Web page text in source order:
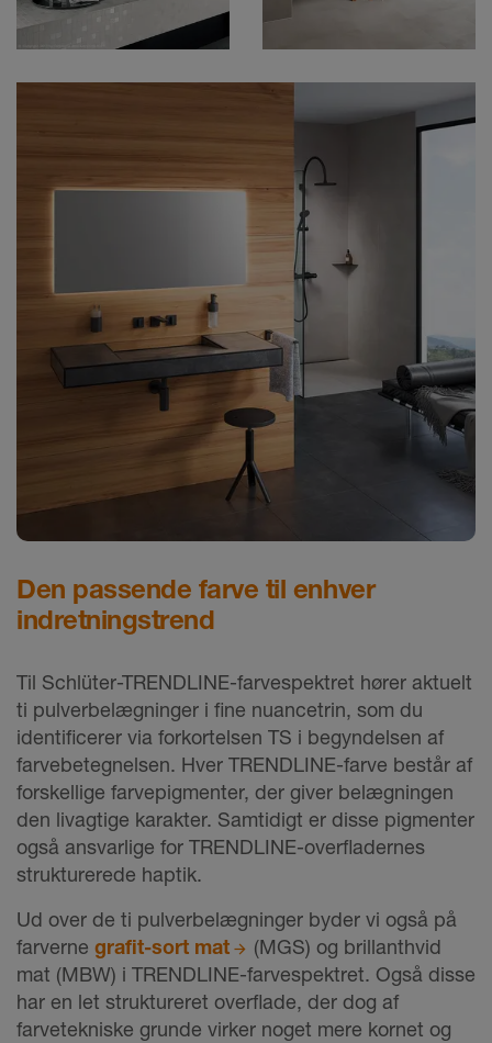
Den passende farve til enhver
indretningstrend
Til Schlüter-TRENDLINE-farvespektret hører aktuelt
ti pulverbelægninger i fine nuancetrin, som du
identificerer via forkortelsen TS i begyndelsen af
farvebetegnelsen. Hver TRENDLINE-farve består af
forskellige farvepigmenter, der giver belægningen
den livagtige karakter. Samtidigt er disse pigmenter
også ansvarlige for TRENDLINE-overfladernes
strukturerede haptik.
Ud over de ti pulverbelægninger byder vi også på
farverne grafit-sort mat
(MGS) og brillanthvid
mat (MBW) i TRENDLINE-farvespektret. Også disse
har en let struktureret overflade, der dog af
farvetekniske grunde virker noget mere kornet og